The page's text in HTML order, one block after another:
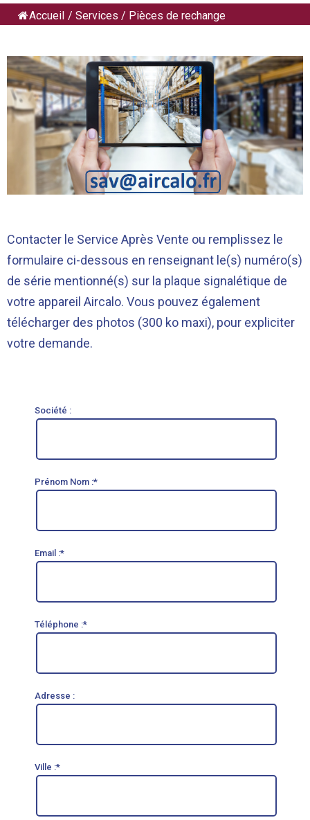
Accueil / Services / Pièces de rechange
Contacter le Service Après Vente ou remplissez le
formulaire ci-dessous en renseignant le(s) numéro(s)
de série mentionné(s) sur la plaque signalétique de
votre appareil Aircalo. Vous pouvez également
télécharger des photos (300 ko maxi), pour expliciter
votre demande.
Société :
Prénom Nom :*
Email :*
Téléphone :*
Adresse :
Ville :*